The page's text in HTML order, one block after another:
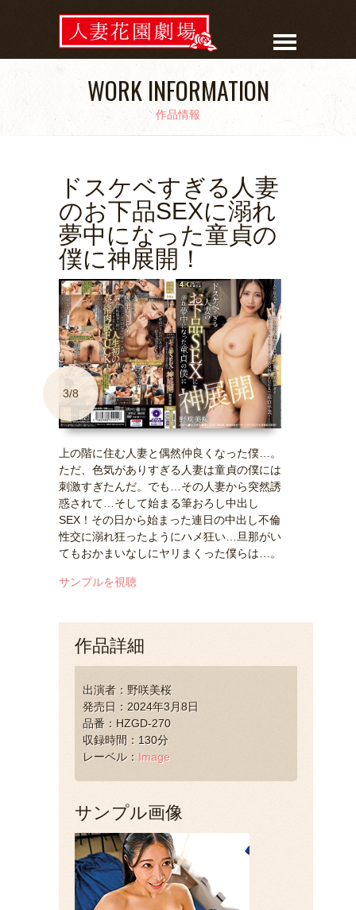
WORK INFORMATION
作品情報
ドスケベすぎる人妻
のお下品SEXに溺れ
夢中になった童貞の
僕に神展開！
3/8
上の階に住む人妻と偶然仲良くなった僕…。
ただ、色気がありすぎる人妻は童貞の僕には
刺激すぎたんだ。でも…その人妻から突然誘
惑されて…そして始まる筆おろし中出し
SEX！その日から始まった連日の中出し不倫
性交に溺れ狂ったようにハメ狂い…旦那がい
てもおかまいなしにヤリまくった僕らは…。
サンプルを視聴
作品詳細
出演者：野咲美桜
発売日：2024年3月8日
品番：HZGD-270
収録時間：130分
レーベル： Image
サンプル画像